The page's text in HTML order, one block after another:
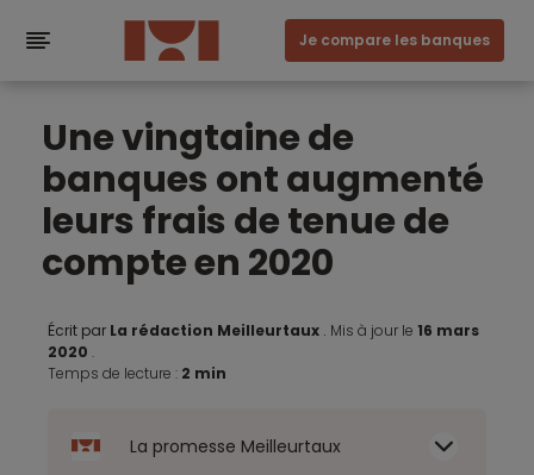
Je compare les banques
Une vingtaine de
banques ont augmenté
leurs frais de tenue de
compte en 2020
Écrit par La rédaction Meilleurtaux . Mis à jour le 16 mars
2020 .
Temps de lecture : 2 min
La promesse Meilleurtaux